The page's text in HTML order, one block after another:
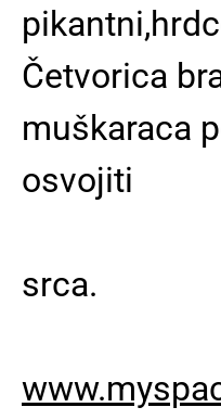
Četvorica
muškaraca
osvojiti
srca.